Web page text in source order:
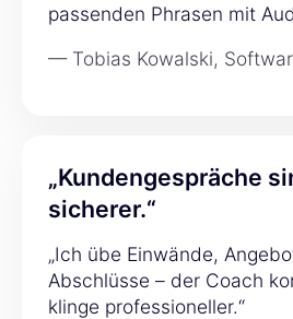
passenden Phrasen mit
— Tobias Kowalski,
„Kundengespräche
sicherer.“
„Ich übe Einwände,
Abschlüsse – der Coach
klinge professioneller.“